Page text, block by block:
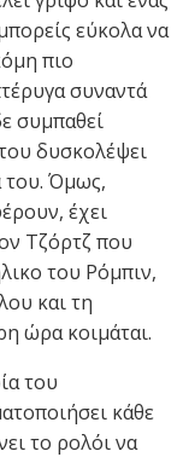
εύκολα να
πιο
συναντά
συμπαθεί
δυσκολέψει
του. Όμως,
έχει
Τζόρτζ που
του Ρόμπιν,
και τη
ώρα κοιμάται.
του
κάθε
το ρολόι να